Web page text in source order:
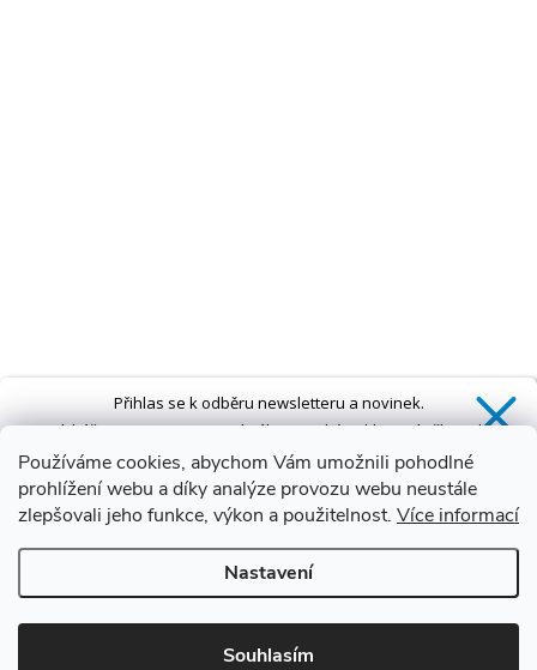
Používáme cookies, abychom Vám umožnili pohodlné
prohlížení webu a díky analýze provozu webu neustále
zlepšovali jeho funkce, výkon a použitelnost. Více informací
Nastavení
Souhlasím
Přihlas se k odběru newsletteru a novinek.
ZískášSLEVU 5 %na první nákup a také exkluzivní přístup k
novinkám, slevám a dalším speciálním nabídkám.*
Ano, chci se přihlásit
Zásady zpracování osobních údajů
*Sleva neplatí na vany s dvířky AVO a VOVO